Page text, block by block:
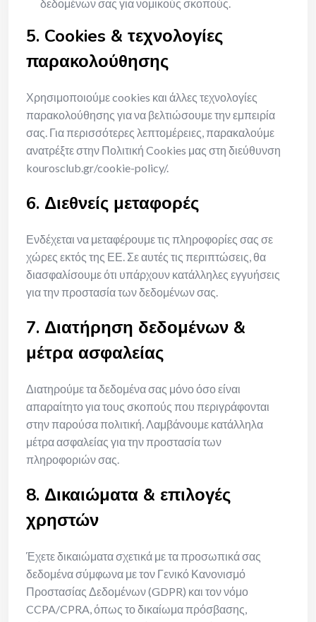
δεδομένων σας για νομικούς σκοπούς.
5. Cookies & τεχνολογίες
παρακολούθησης
Χρησιμοποιούμε cookies και άλλες τεχνολογίες
παρακολούθησης για να βελτιώσουμε την εμπειρία
σας. Για περισσότερες λεπτομέρειες, παρακαλούμε
ανατρέξτε στην Πολιτική Cookies μας στη διεύθυνση
kourosclub.gr/cookie-policy/.
6. Διεθνείς μεταφορές
Ενδέχεται να μεταφέρουμε τις πληροφορίες σας σε
χώρες εκτός της ΕΕ. Σε αυτές τις περιπτώσεις, θα
διασφαλίσουμε ότι υπάρχουν κατάλληλες εγγυήσεις
για την προστασία των δεδομένων σας.
7. Διατήρηση δεδομένων &
μέτρα ασφαλείας
Διατηρούμε τα δεδομένα σας μόνο όσο είναι
απαραίτητο για τους σκοπούς που περιγράφονται
στην παρούσα πολιτική. Λαμβάνουμε κατάλληλα
μέτρα ασφαλείας για την προστασία των
πληροφοριών σας.
8. Δικαιώματα & επιλογές
χρηστών
Έχετε δικαιώματα σχετικά με τα προσωπικά σας
δεδομένα σύμφωνα με τον Γενικό Κανονισμό
Προστασίας Δεδομένων (GDPR) και τον νόμο
CCPA/CPRA, όπως το δικαίωμα πρόσβασης,